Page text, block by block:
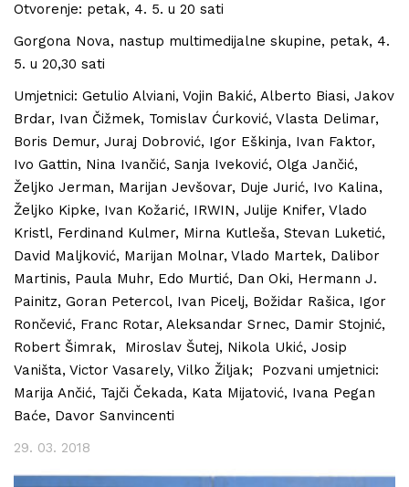
Otvorenje: petak, 4. 5. u 20 sati
Gorgona Nova, nastup multimedijalne skupine, petak, 4.
5. u 20,30 sati
Umjetnici: Getulio Alviani, Vojin Bakić, Alberto Biasi, Jakov
Brdar, Ivan Čižmek, Tomislav Ćurković, Vlasta Delimar,
Boris Demur, Juraj Dobrović, Igor Eškinja, Ivan Faktor,
Ivo Gattin, Nina Ivančić, Sanja Iveković, Olga Jančić,
Željko Jerman, Marijan Jevšovar, Duje Jurić, Ivo Kalina,
Željko Kipke, Ivan Kožarić, IRWIN, Julije Knifer, Vlado
Kristl, Ferdinand Kulmer, Mirna Kutleša, Stevan Luketić,
David Maljković, Marijan Molnar, Vlado Martek, Dalibor
Martinis, Paula Muhr, Edo Murtić, Dan Oki, Hermann J.
Painitz, Goran Petercol, Ivan Picelj, Božidar Rašica, Igor
Rončević, Franc Rotar, Aleksandar Srnec, Damir Stojnić,
Robert Šimrak, Miroslav Šutej, Nikola Ukić, Josip
Vaništa, Victor Vasarely, Vilko Žiljak; Pozvani umjetnici:
Marija Ančić, Tajči Čekada, Kata Mijatović, Ivana Pegan
Baće, Davor Sanvincenti
29. 03. 2018